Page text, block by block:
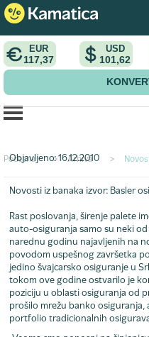
EUR
117,37
USD
101,62
Početna > Arhiva >
Objavljeno: 16.12.2010
Novosti iz banaka izvor: Basler
Rast poslovanja, širenje palete
auto-osiguranja samo su neki
narednu godinu najavljenih na
povodom uspešnog završetka
jedino švajcarsko osiguranje u
tokom ove godine ostvarilo je
poziciju u oblasti osiguranja od
prošilo mrežu banko
portfolio tradicionalnih